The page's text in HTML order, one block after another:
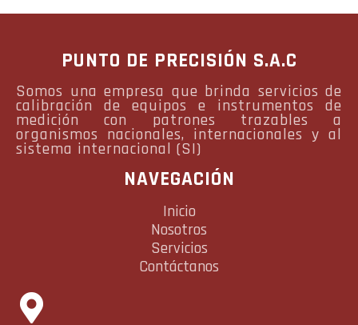
PUNTO DE PRECISIÓN S.A.C
Somos una empresa que brinda servicios de
calibración de equipos e instrumentos de
medición con patrones trazables a
organismos nacionales, internacionales y al
sistema internacional (SI)
NAVEGACIÓN
Inicio
Nosotros
Servicios
Contáctanos